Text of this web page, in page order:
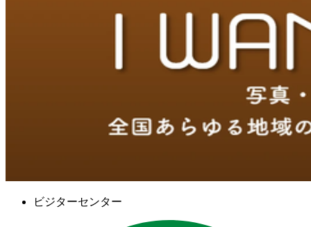
ビジターセンター